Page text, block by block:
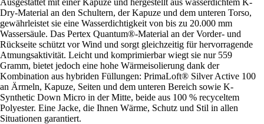
Ausgestattet mit einer Kapuze und hergestellt aus wasserdichtem K-
Dry-Material an den Schultern, der Kapuze und dem unteren Torso,
gewährleistet sie eine Wasserdichtigkeit von bis zu 20.000 mm
Wassersäule. Das Pertex Quantum®-Material an der Vorder- und
Rückseite schützt vor Wind und sorgt gleichzeitig für hervorragende
Atmungsaktivität. Leicht und komprimierbar wiegt sie nur 559
Gramm, bietet jedoch eine hohe Wärmeisolierung dank der
Kombination aus hybriden Füllungen: PrimaLoft® Silver Active 100
an Ärmeln, Kapuze, Seiten und dem unteren Bereich sowie K-
Synthetic Down Micro in der Mitte, beide aus 100 % recyceltem
Polyester. Eine Jacke, die Ihnen Wärme, Schutz und Stil in allen
Situationen garantiert.